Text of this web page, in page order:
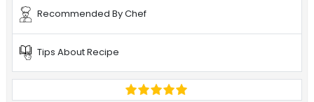
Recommended By Chef
Tips About Recipe